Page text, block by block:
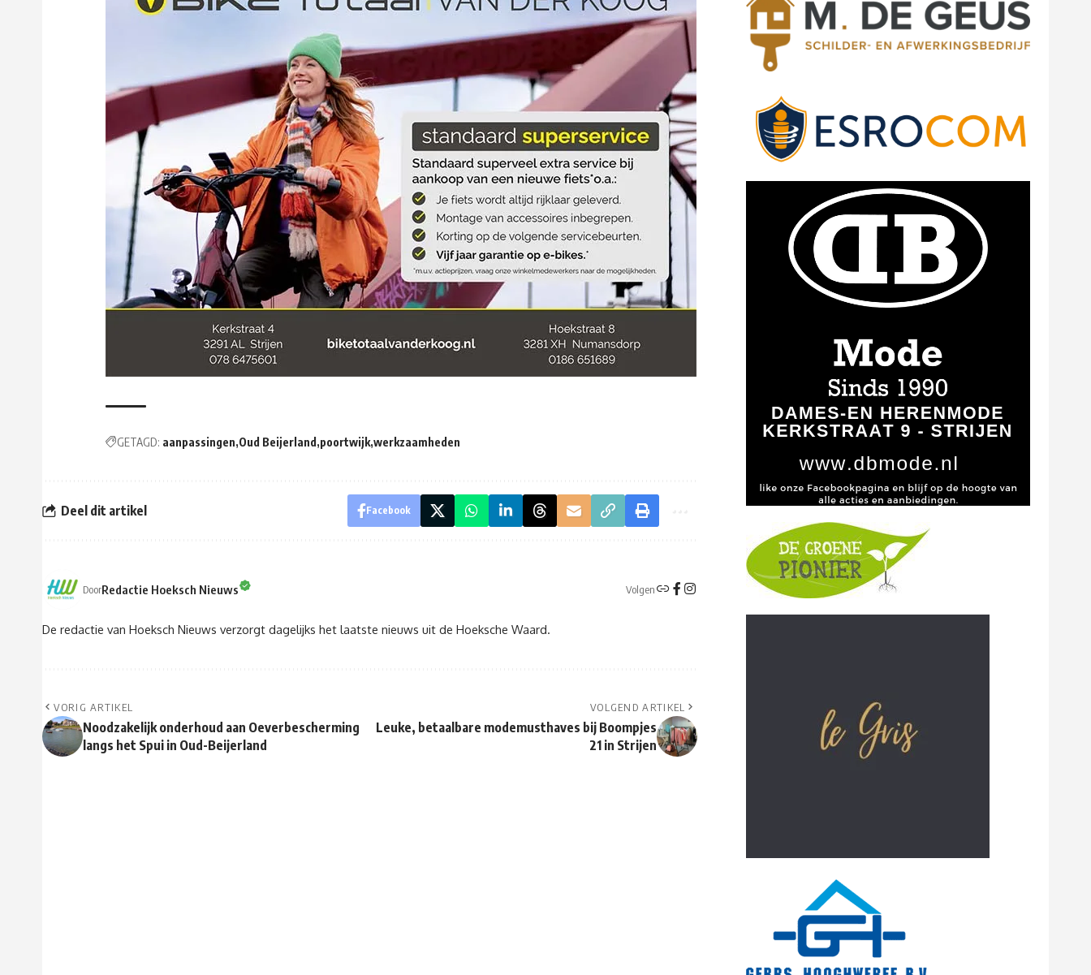
GETAGD: aanpassingen Oud Beijerland poortwijk werkzaamheden
Deel dit artikel Facebook
DoorRedactie Hoeksch Nieuws Volgen
De redactie van Hoeksch Nieuws verzorgt dagelijks het laatste nieuws uit de Hoeksche Waard.
VORIG ARTIKEL
Noodzakelijk onderhoud aan Oeverbescherming
langs het Spui in Oud-Beijerland
VOLGEND ARTIKEL
Leuke, betaalbare modemusthaves bij Boompjes
21 in Strijen